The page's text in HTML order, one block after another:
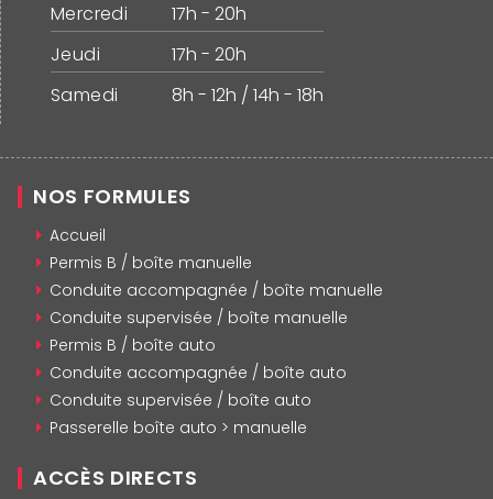
Mercredi
17h - 20h
Jeudi
17h - 20h
Samedi
8h - 12h / 14h - 18h
NOS FORMULES
Accueil
Permis B / boîte manuelle
Conduite accompagnée / boîte manuelle
Conduite supervisée / boîte manuelle
Permis B / boîte auto
Conduite accompagnée / boîte auto
Conduite supervisée / boîte auto
Passerelle boîte auto > manuelle
ACCÈS DIRECTS